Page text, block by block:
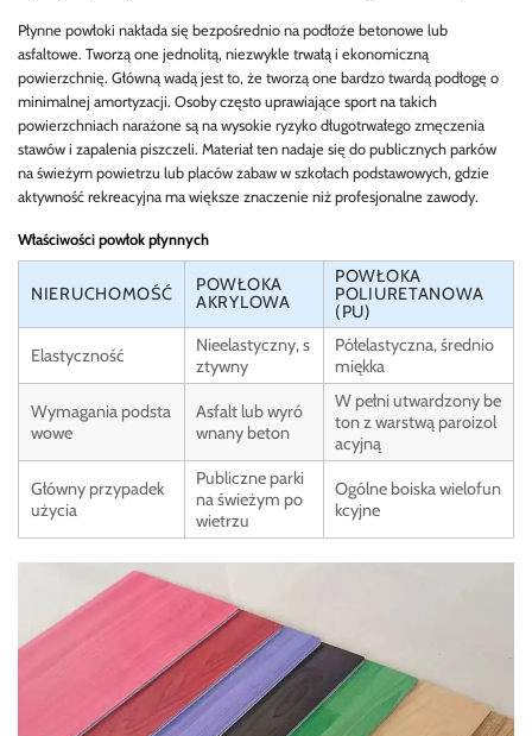
Płynne powłoki nakłada się bezpośrednio na podłoże betonowe lub
asfaltowe. Tworzą one jednolitą, niezwykle trwałą i ekonomiczną
powierzchnię. Główną wadą jest to, że tworzą one bardzo twardą podłogę o
minimalnej amortyzacji. Osoby często uprawiające sport na takich
powierzchniach narażone są na wysokie ryzyko długotrwałego zmęczenia
stawów i zapalenia piszczeli. Materiał ten nadaje się do publicznych parków
na świeżym powietrzu lub placów zabaw w szkołach podstawowych, gdzie
aktywność rekreacyjna ma większe znaczenie niż profesjonalne zawody.
Właściwości powłok płynnych
NIERUCHOMOŚĆ
POWŁOKA
AKRYLOWA
POWŁOKA
POLIURETANOWA
(PU)
Elastyczność
Nieelastyczny, s
ztywny
Półelastyczna, średnio
miękka
Wymagania podsta
wowe
Asfalt lub wyró
wnany beton
W pełni utwardzony be
ton z warstwą paroizol
acyjną
Główny przypadek
użycia
Publiczne parki
na świeżym po
wietrzu
Ogólne boiska wielofun
kcyjne